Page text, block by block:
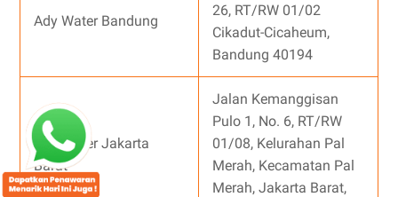
Ady Water Bandung
26, RT/RW 01/02
Cikadut-Cicaheum,
Bandung 40194
Ady Water Jakarta
Barat
Jalan Kemanggisan
Pulo 1, No. 6, RT/RW
01/08, Kelurahan Pal
Merah, Kecamatan Pal
Merah, Jakarta Barat,